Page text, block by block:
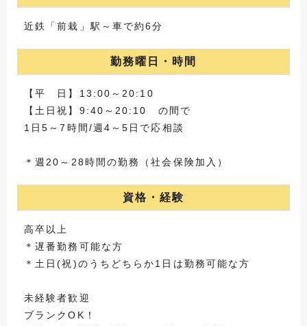
近鉄「前栽」駅～車で約6分
勤務曜日・時間
【平 日】13:00～20:10
【土日祝】9:40～20:10 の間で
1日5～7時間/週4～5日で応相談
＊週20～28時間の勤務（社会保険加入）
資格・経験
高卒以上
＊遅番勤務可能な方
＊土日(祝)のうちどちらか1日は勤務可能な方
未経験者歓迎
ブランクOK！